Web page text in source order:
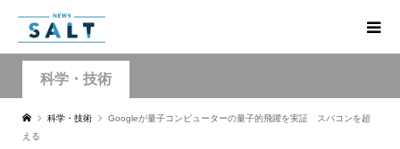
科学・技術
科学・技術
Googleが量子コンピューターの量子的飛躍を実証 スパコンを超
える